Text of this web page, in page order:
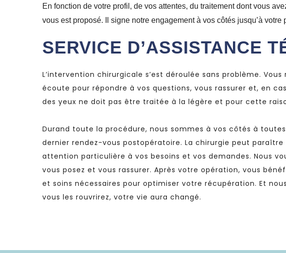
En fonction de votre profil, de vos attentes, du traitement dont vous
vous est proposé. Il signe notre engagement à vos côtés jusqu’à votre
SERVICE D’ASSISTANCE
L’intervention chirurgicale s’est déroulée sans problème.
écoute pour répondre à vos questions, vous rassurer et, en
des yeux ne doit pas être traitée à la légère et pour cette
Durand toute la procédure, nous sommes à vos côtés à
dernier rendez-vous postopératoire. La chirurgie peut
attention particulière à vos besoins et vos demandes. Nous
vous posez et vous rassurer. Après votre opération, vous
et soins nécessaires pour optimiser votre récupération. Et
vous les rouvrirez, votre vie aura changé.